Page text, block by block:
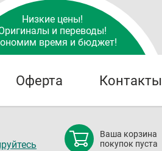
Низкие цены!
и переводы!
время и бюджет!
Оферта Контакты
Ваша корзина
покупок пуста